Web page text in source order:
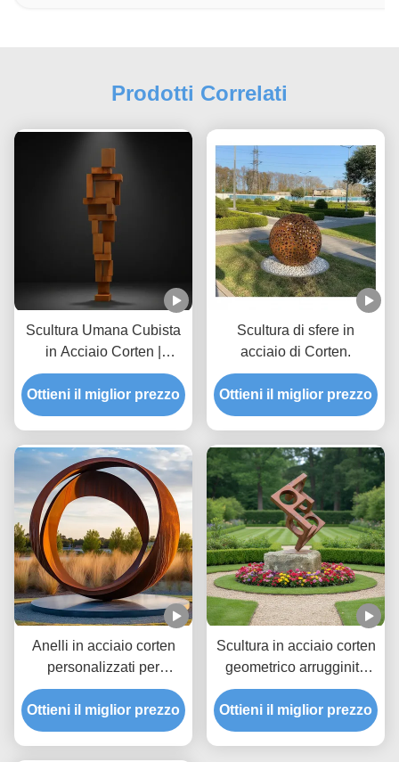
Prodotti Correlati
Scultura Umana Cubista
in Acciaio Corten |
Grande Statua Metallica
per Arte Pubblica
Ottieni il miglior prezzo
Scultura di sfere in
acciaio di Corten.
Ottieni il miglior prezzo
Anelli in acciaio corten
personalizzati per
decorazioni esterne o di
giardino
Ottieni il miglior prezzo
Scultura in acciaio corten
geometrico arrugginito
per decorazioni di giardini
e paesaggi all'aperto
Ottieni il miglior prezzo